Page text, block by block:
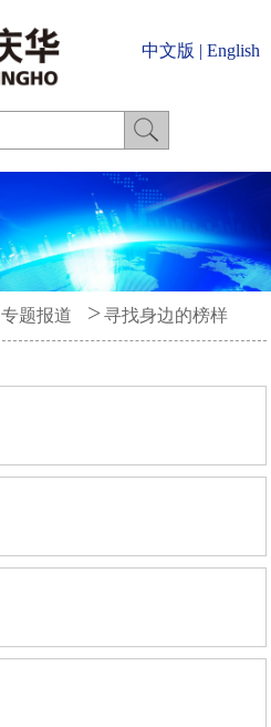
中文版 | English
专题报道 > 寻找身边的榜样